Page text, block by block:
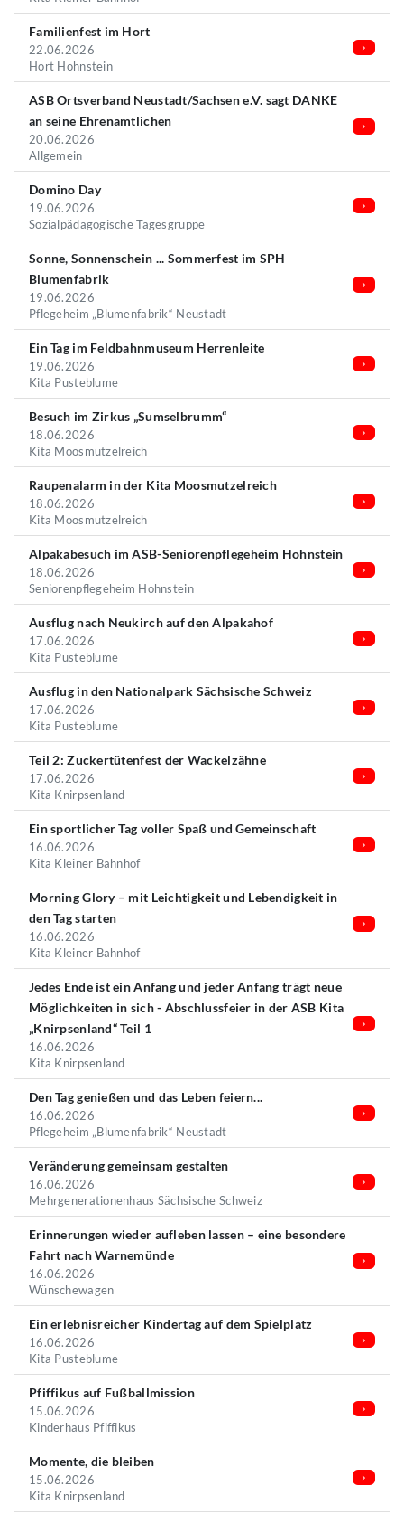
Familienfest im Hort
22.06.2026
Hort Hohnstein
ASB Ortsverband Neustadt/Sachsen e.V. sagt DANKE
an seine Ehrenamtlichen
20.06.2026
Allgemein
Domino Day
19.06.2026
Sozialpädagogische Tagesgruppe
Sonne, Sonnenschein ... Sommerfest im SPH
Blumenfabrik
19.06.2026
Pflegeheim „Blumenfabrik“ Neustadt
Ein Tag im Feldbahnmuseum Herrenleite
19.06.2026
Kita Pusteblume
Besuch im Zirkus „Sumselbrumm“
18.06.2026
Kita Moosmutzelreich
Raupenalarm in der Kita Moosmutzelreich
18.06.2026
Kita Moosmutzelreich
Alpakabesuch im ASB-Seniorenpflegeheim Hohnstein
18.06.2026
Seniorenpflegeheim Hohnstein
Ausflug nach Neukirch auf den Alpakahof
17.06.2026
Kita Pusteblume
Ausflug in den Nationalpark Sächsische Schweiz
17.06.2026
Kita Pusteblume
Teil 2: Zuckertütenfest der Wackelzähne
17.06.2026
Kita Knirpsenland
Ein sportlicher Tag voller Spaß und Gemeinschaft
16.06.2026
Kita Kleiner Bahnhof
Morning Glory – mit Leichtigkeit und Lebendigkeit in
den Tag starten
16.06.2026
Kita Kleiner Bahnhof
Jedes Ende ist ein Anfang und jeder Anfang trägt neue
Möglichkeiten in sich - Abschlussfeier in der ASB Kita
„Knirpsenland“ Teil 1
16.06.2026
Kita Knirpsenland
Den Tag genießen und das Leben feiern...
16.06.2026
Pflegeheim „Blumenfabrik“ Neustadt
Veränderung gemeinsam gestalten
16.06.2026
Mehrgenerationenhaus Sächsische Schweiz
Erinnerungen wieder aufleben lassen – eine besondere
Fahrt nach Warnemünde
16.06.2026
Wünschewagen
Ein erlebnisreicher Kindertag auf dem Spielplatz
16.06.2026
Kita Pusteblume
Pfiffikus auf Fußballmission
15.06.2026
Kinderhaus Pfiffikus
Momente, die bleiben
15.06.2026
Kita Knirpsenland